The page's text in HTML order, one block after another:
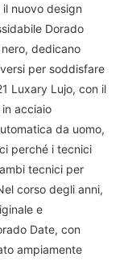
nuovo design
Dorado
dedicano
per soddisfare
Luxary Lujo, con il
acciaio
da uomo,
perché i tecnici
tecnici per
corso degli anni,
e
Date, con
ampiamente